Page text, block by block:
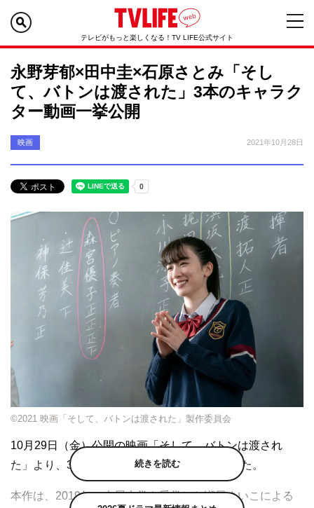
テレビがもっと楽しくなる！TV LIFE公式サイト
永野芽郁×田中圭×石原さとみ「そし
て、バトンは渡された」3本のキャラク
ター動画一挙公開
映画 2021年10月28日
©2021 映画「そして、バトンは渡された」製作委員会
10月29日（金）公開の映画「そして、バトンは渡され
た」より、3本のキャラクター動画が公開された。
本作は、2019年の本屋大賞を受賞した瀬尾まいこによる
続きを読む